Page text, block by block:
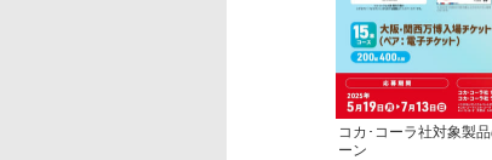
コカ･コーラ社対象製
ーン